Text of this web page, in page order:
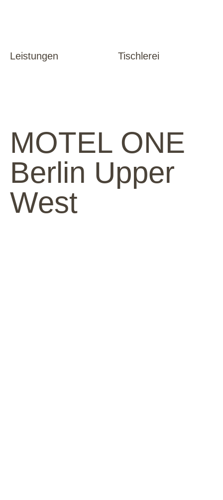
Leistungen Tischlerei
MOTEL ONE
Berlin Upper
West